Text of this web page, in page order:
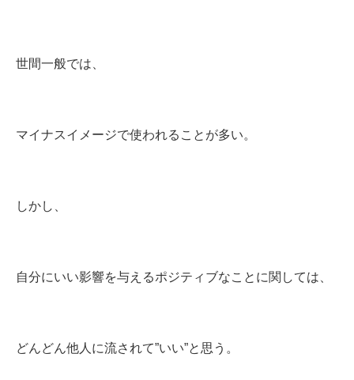
世間一般では、
マイナスイメージで使われることが多い。
しかし、
自分にいい影響を与えるポジティブなことに関しては、
どんどん他人に流されて”いい”と思う。